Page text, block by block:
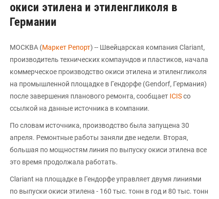
окиси этилена и этиленгликоля в
Германии
МОСКВА (Маркет Репорт) -- Швейцарская компания Clariant,
производитель технических компаундов и пластиков, начала
коммерческое производство окиси этилена и этиленгликоля
на промышленной площадке в Гендорфе (Gendorf, Германия)
после завершения планового ремонта, сообщает ICISсо
ссылкой на данные источника в компании.
По словам источника, производство была запущена 30
апреля. Ремонтные работы заняли две недели. Вторая,
большая по мощностям линия по выпуску окиси этилена все
это время продолжала работать.
Clariant на площадке в Гендорфе управляет двумя линиями
по выпуски окиси этилена - 160 тыс. тонн в год и 80 тыс. тонн